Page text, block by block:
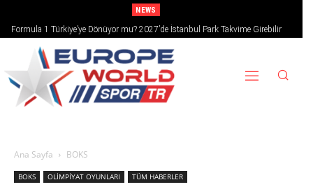
NEWS
Formula 1 Türkiye’ye Dönüyor mu? 2027’de İstanbul Park Takvime Girebilir
Ana Sayfa BOKS
BOKS OLİMPİYAT OYUNLARI TÜM HABERLER